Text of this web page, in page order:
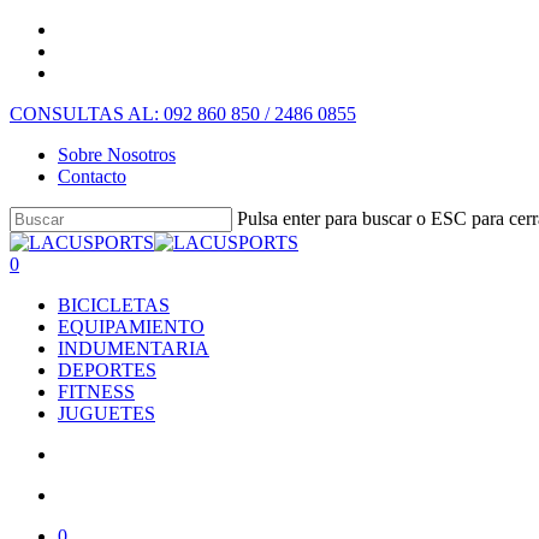
CONSULTAS AL: 092 860 850 / 2486 0855
Sobre Nosotros
Contacto
Pulsa enter para buscar o ESC para
0
BICICLETAS
EQUIPAMIENTO
INDUMENTARIA
DEPORTES
FITNESS
JUGUETES